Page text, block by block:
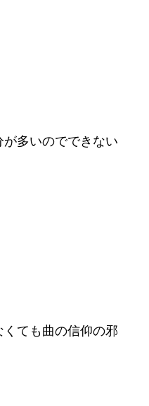
多いのでできない
ても曲の信仰の邪